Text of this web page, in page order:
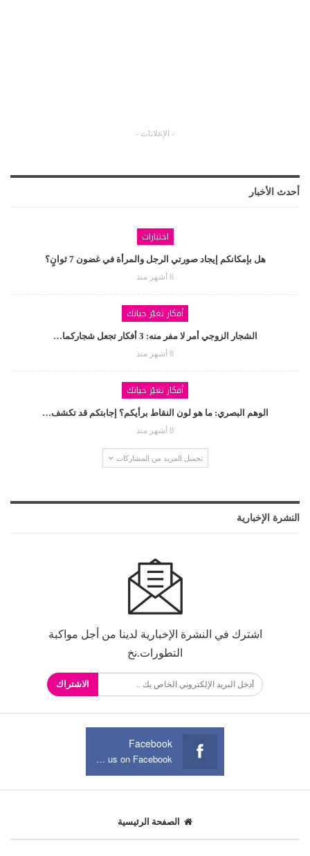
- الإعلانات -
أحدث الأخبار
اختبارات
هل بإمكانكم إيجاد صورتي الرجل والمرأة في غضون 7 ثوانٍ؟
8 أشهر منذ
أفكار تغيّر حياتك
الشجار الزوجي أمر لا مفر منه: 3 أفكار تجعل شجاركما…
8 أشهر منذ
أفكار تغيّر حياتك
الوهم البصري: ما هو لون النقاط برأيكم؟ إجابتكم قد تكشف…
8 أشهر منذ
تحميل المزيد من المشاركات
النشرة الإخبارية
اشترك في النشرة الإخبارية لدينا من أجل مواكبة
التطورات.نخ
الاشتراك
Facebook
Join us on Facebook
الصفحة الرئيسية